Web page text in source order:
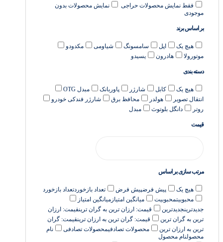
فقط نمایش محصولات حراجی
نمایش محصولات بدون
موجودی
بر اساس برند
هیچ یک اپل سامسونگ شیاومی
مکدودو
موتورولا
هادرون یسیدو
دسته بندی
هیچ یک کابل شارژر پاوربانک
مبدل OTG
انتقال تصویر
هولدر محافظ برق
شارژر فندکی خودرو
روتر
دانگل بلوتوث مبدل
قیمت
مرتب سازی بر اساس
هیچ یک پیش فرضپیش فرض تعداد بازخوردتعداد بازخورد
محبوبیتمحبوبیت میانگین امتیاز میانگین امتیاز
جدیدترینجدیدترین قیمت: ارزان ترین به گران ترینقیمت: ارزان
ترین به گران ترین
قیمت: گران ترین به ارزان ترینقیمت: گران
ترین به ارزان ترین
محصولات تصادفیمحصولات تصادفی
نام
محصولنام محصول